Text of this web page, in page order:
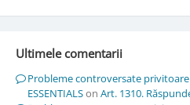
Ultimele comentarii
Probleme controversate
ESSENTIALSon Art. 1310.